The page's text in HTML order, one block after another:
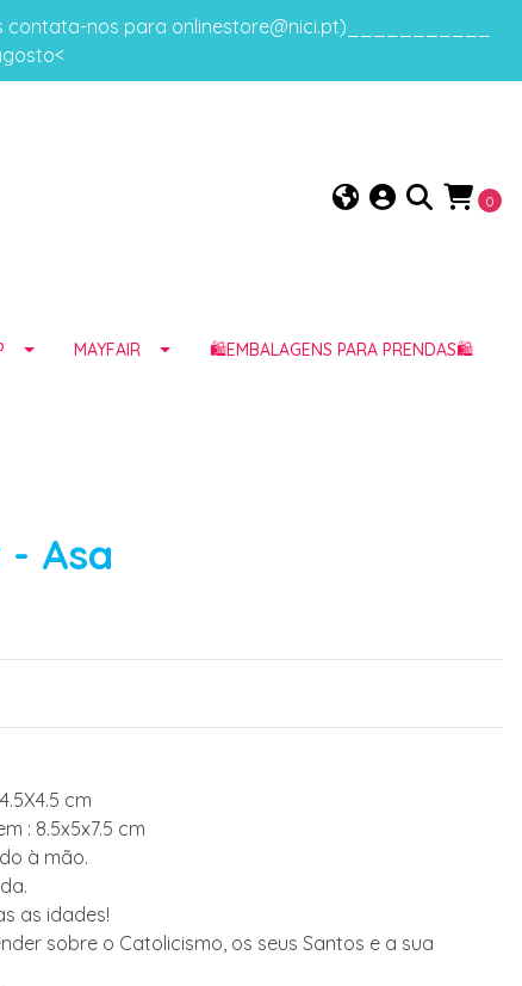
contata-nos para onlinestore@nici.pt)___________
0
MAYFAIR 🛍️EMBALAGENS PARA PRENDAS🛍️
Asa
cm
: 8.5x5x7.5 cm
à mão.
as idades!
sobre o Catolicismo, os seus Santos e a sua